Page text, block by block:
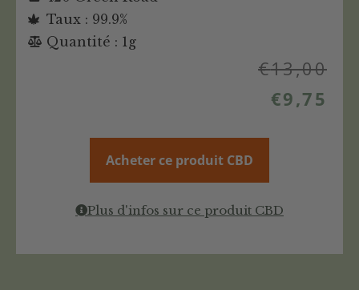
Taux : 99.9%
Quantité : 1g
€13,00
€9,75
Acheter ce produit CBD
Plus d'infos sur ce produit CBD